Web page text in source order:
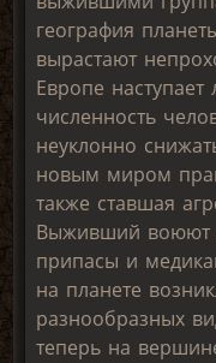
география
вырастают
Европе
численность
неуклонно
новым миром
также ставшая
Выживший воюют
припасы и
на планете
разнообразных
теперь на